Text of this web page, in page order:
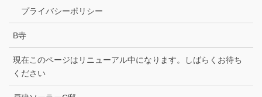
プライバシーポリシー
B寺
現在このページはリニューアル中になります。しばらくお待ち
ください